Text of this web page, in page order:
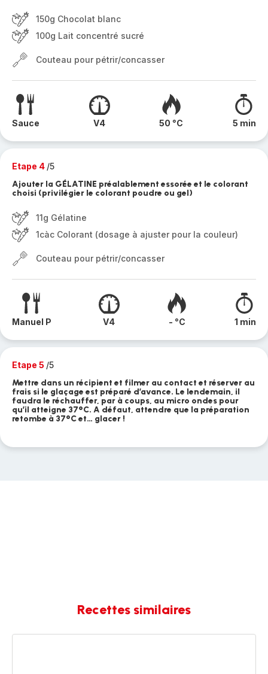
150g Chocolat blanc
100g Lait concentré sucré
Couteau pour pétrir/concasser
Sauce V4 50 °C 5 min
Etape 4 /5
Ajouter la GÉLATINE préalablement essorée et le colorant
choisi (privilégier le colorant poudre ou gel)
11g Gélatine
1càc Colorant (dosage à ajuster pour la couleur)
Couteau pour pétrir/concasser
Manuel P V4 - °C 1 min
Etape 5 /5
Mettre dans un récipient et filmer au contact et réserver au
frais si le glaçage est préparé d’avance. Le lendemain, il
faudra le réchauffer, par à coups, au micro ondes pour
qu’il atteigne 37°C. A défaut, attendre que la préparation
retombe à 37°C et… glacer !
Recettes similaires